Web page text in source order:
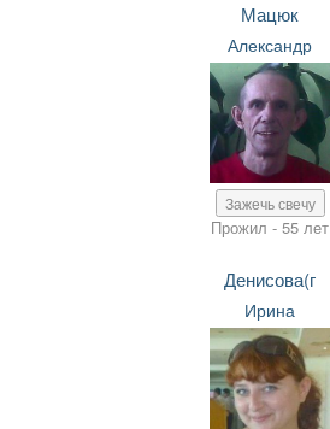
Мацюк
Александр
Зажечь свечу
Прожил - 55 лет
Денисова(г
Ирина